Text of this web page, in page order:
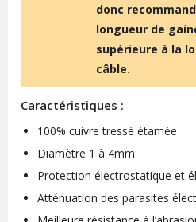
donc
longueur de
supérieure à la
câble.
Caractéristiques :
100% cuivre tressé étamée
Diamètre 1 à 4mm
Protection électrostatique et
Atténuation des parasites